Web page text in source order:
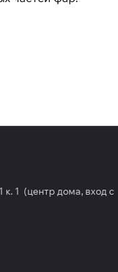
к. 1 (центр дома, вход с